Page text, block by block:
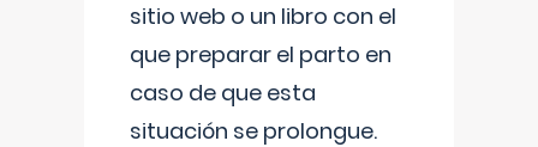
sitio web o un libro con el
que preparar el parto en
caso de que esta
situación se prolongue.